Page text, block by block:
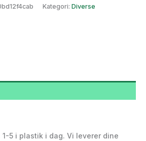
Kategori: Diverse
5 i plastik i dag. Vi leverer dine